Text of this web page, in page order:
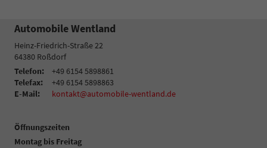
Automobile Wentland
Heinz-Friedrich-Straße 22
64380 Roßdorf
Telefon:
+49 6154 5898861
Telefax:
+49 6154 5898863
E-Mail:
kontakt@automobile-wentland.de
Öffnungszeiten
Montag bis Freitag